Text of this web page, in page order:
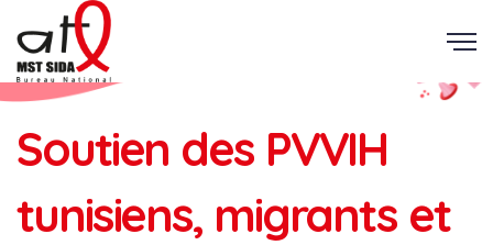
Soutien des PVVIH
tunisiens, migrants et